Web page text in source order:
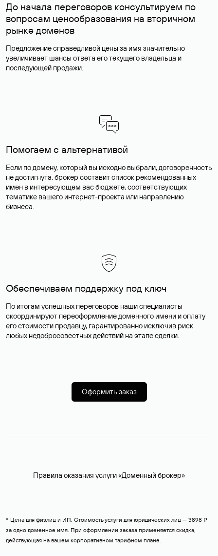
До начала переговоров консультируем по
вопросам ценообразования на вторичном
рынке доменов
Предложение справедливой цены за имя значительно
увеличивает шансы ответа его текущего владельца и
последующей продажи.
Помогаем с альтернативой
Если по домену, который вы исходно выбрали, договоренность
не достигнута, брокер составит список рекомендованных
имен в интересующем вас бюджете, соответствующих
тематике вашего интернет-проекта или направлению
бизнеса.
Обеспечиваем поддержку под ключ
По итогам успешных переговоров наши специалисты
скоординируют переоформление доменного имени и оплату
его стоимости продавцу, гарантированно исключив риск
любых недобросовестных действий на этапе сделки.
Оформить заказ
Правила оказания услуги «Доменный брокер»
* Цена для физлиц и ИП. Стоимость услуги для юридических лиц — 3898 ₽
за одно доменное имя. При оформлении заказа применяется скидка,
действующая на вашем корпоративном тарифном плане.